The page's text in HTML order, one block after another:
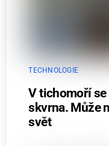
TECHNOLOGIE
V tichomoří
skvrna. Může
svět